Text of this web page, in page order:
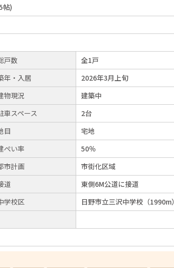
帖)
戸数
全1戸
年・入居
2026年3月上旬
物現況
建築中
車スペース
2台
目
宅地
ぺい率
50％
市計画
市街化区域
道
東側6M公道に接道
学校区
日野市立三沢中学校（1990m）